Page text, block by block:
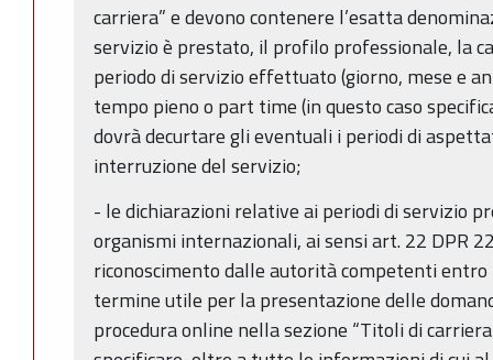
carriera” e devono contenere l’esatta
servizio è prestato, il profilo professionale, la
periodo di servizio effettuato (giorno, mese e
tempo pieno o part time (in questo caso
dovrà decurtare gli eventuali i periodi di
interruzione del servizio;
- le dichiarazioni relative ai periodi di servizio
organismi internazionali, ai sensi art. 22 DPR
riconoscimento dalle autorità competenti entro
termine utile per la presentazione delle
procedura online nella sezione “Titoli di